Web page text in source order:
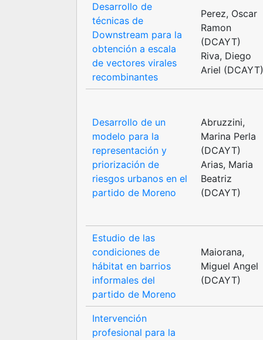
Desarrollo de
técnicas de
Downstream para la
obtención a escala
de vectores virales
recombinantes
Perez, Oscar
Ramon
(DCAYT)
Riva, Diego
Ariel
Desarrollo de un
modelo para la
representación y
priorización de
riesgos urbanos en el
partido de Moreno
Abruzzini,
Marina Perla
(DCAYT)
Arias, Maria
Beatriz
(DCAYT)
Estudio de las
condiciones de
hábitat en barrios
informales del
partido de Moreno
Maiorana,
Miguel Angel
(DCAYT)
Intervención
profesional para la